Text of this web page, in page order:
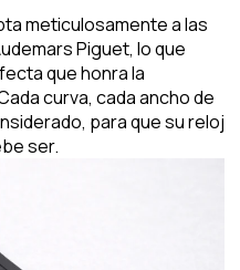
meticulosamente a las
Piguet, lo que
que honra la
curva, cada ancho de
para que su reloj
ser.